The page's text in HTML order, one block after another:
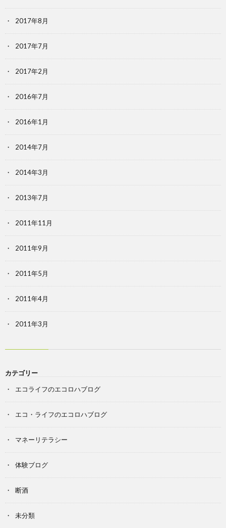
2017年8月
2017年7月
2017年2月
2016年7月
2016年1月
2014年7月
2014年3月
2013年7月
2011年11月
2011年9月
2011年5月
2011年4月
2011年3月
カテゴリー
エコライフのエコロハブログ
エコ・ライフのエコロハブログ
マネーリテラシー
体験ブログ
断酒
未分類